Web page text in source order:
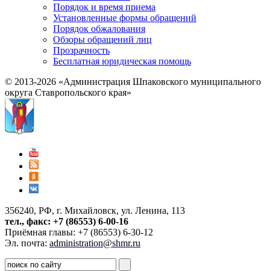
Порядок и время приема
Установленные формы обращений
Порядок обжалования
Обзоры обращений лиц
Прозрачность
Бесплатная юридическая помощь
© 2013-2026 «Администрация Шпаковского муниципального
округа Ставропольского края»
356240, РФ, г. Михайловск, ул. Ленина, 113
тел., факс: +7 (86553) 6-00-16
Приёмная главы: +7 (86553) 6-30-12
Эл. почта: administration@shmr.ru